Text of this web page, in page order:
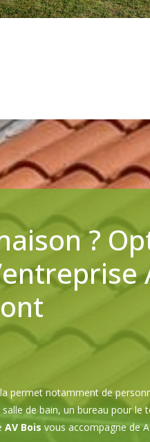
?
permet notamment de
de bain, un bureau pour le
AV Bois vous accompagne de